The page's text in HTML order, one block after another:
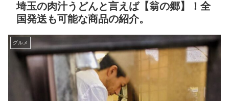
埼玉の肉汁うどんと言えば【翁の郷】！全
国発送も可能な商品の紹介。
グルメ